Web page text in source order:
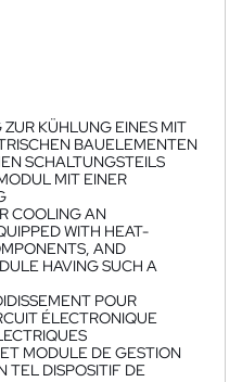
KÜHLUNG EINES MIT
BAUELEMENTEN
SCHALTUNGSTEILS
MIT EINER
COOLING AN
WITH HEAT-
AND
HAVING SUCH A
POUR
ÉLECTRONIQUE
MODULE DE GESTION
TEL DISPOSITIF DE